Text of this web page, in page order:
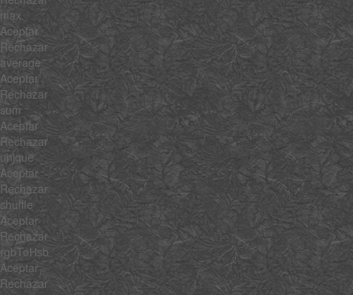
max
Aceptar
Rechazar
average
Aceptar
Rechazar
sum
Aceptar
Rechazar
unique
Aceptar
Rechazar
shuffle
Aceptar
Rechazar
rgbToHsb
Aceptar
Rechazar